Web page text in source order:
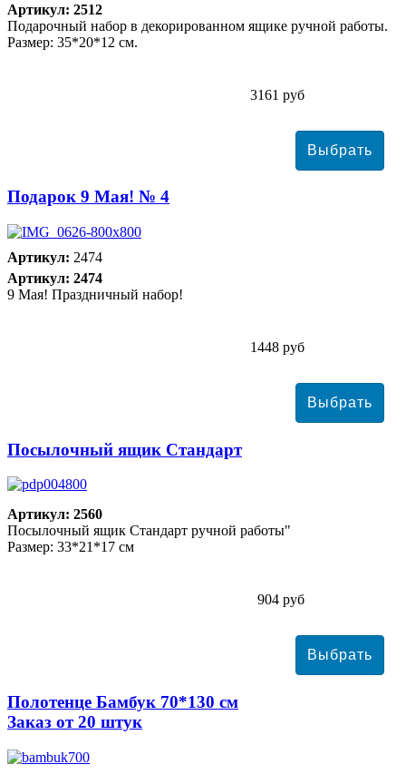
Артикул: 2512
Подарочный набор в декорированном ящике ручной работы.
Размер: 35*20*12 см.
3161 руб
Подарок 9 Мая! № 4
Артикул: 2474
Артикул: 2474
9 Мая! Праздничный набор!
1448 руб
Посылочный ящик Стандарт
Артикул: 2560
Посылочный ящик Стандарт ручной работы"
Размер: 33*21*17 см
904 руб
Полотенце Бамбук 70*130 см
Заказ от 20 штук